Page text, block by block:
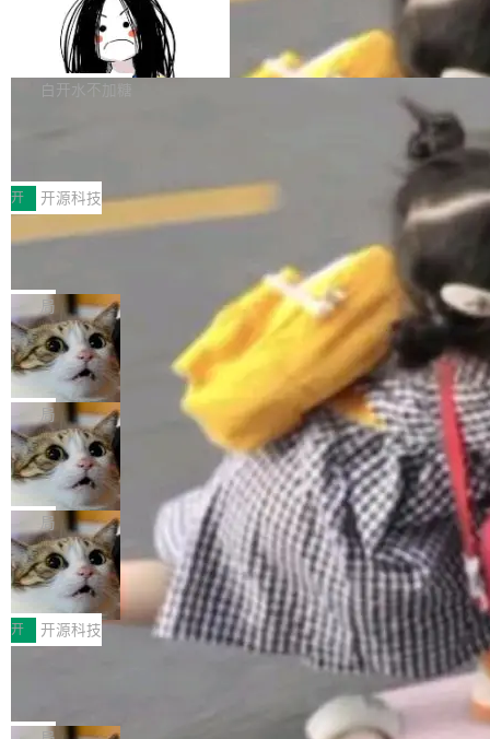
容的百科平台，被马斯克视为传统众包百科网站
维基百科的替代方案。Lawfare 调查发现，无论
热门页面还是低关注度页面，均未出现近期更
eloadableResourceBundleMessageSource、
声明 LocaleResolver、注册 LocaleChangeInt
erceptor…五六步之后才能看到第一行翻译文
本。 Solon 换了个方式。整个 i18n 模块围绕三
Apache Doris 4.1 全面增强 Iceberg：
支持 UPDATE、MERGE INTO 与 Iceb
erg V3
Apache Doris 4.1 要补齐的，正是缺失的那一
半。在已有查询能力的基础上，Doris 进一步支
常维护操作，并完整支持 Iceberg V3 格式。
白开水不加糖
村国家自主创新示范区会议中心开幕。本届大会
由中关村智联软件服务业质量创新联盟主办，以
“智构可信·质创未来——AI原生时代的质量新范
式”为主题，直面AI从实验室走向规模化产业落地
的核心质量命题。会上，《2026智能研发生产力
工具选型手册》发布，Testin云测的Testin XAge
nt智能测试系统入选AI测试领域代表产品。对CI
O而言，这提示了一个转变：AI测试正在从效率
工具升级为企业的质量基础设施。 CIO面对的新
现实 过去两年，CIO们的焦虑清单上多了两项：
一是如何让大模型和智能体应用安全地从PoC走
向生产，二是如何让测试团队跟得上AI应用...
开 开源科技
让非法状态不可表示：一篇关于 ADT
有一种东西，一旦用过就回不去了。Alex Fedos
eev 管它叫"软件设计的基石"。 他说的东西不新
鲜——代数数据类型（ADT），尤其是和类型
（sum type）。但他说清楚了一件事：这不是类
型系统的学术体操，是日常编码的思维方式。 文
章从一个简单的例子切入。一个网站的深色主题
设置，如果用布尔值 + 可空字段来表示——bool
ean 表示是否可切换，nullable 的默认模式、浅
色方案、深色方案——会产生大量无意义的组
合。方案缺了、配置冲突了、全 null 了。要知道
哪些组合有效，作者说，你得靠"文档、校验、或
者部落知识"。 换个写法。Rust 的 enum，两个
变体：Switchable...
局
Cloudflare 开源内部企业 AI 平台 Clou
dflare OS
Cloudflare 发布了一个开源项目 Cloudflare O
S。如果你只看官方博客，你会觉得这是又一
个"AI 知识库 + 聊天机器人"——每个大厂都在
做，没什么新鲜的。 但 Kenton Varda 在 Twitte
r 上把事情说清楚了： 今天我们发布了 Cloudfla
re OS，一个带连接器的聊天机器人，跟其他所
有科技公司做的一样。只不过，实际上它不一
样。这是 Sandstorm.io 的重制版，我十年前的
那个创业公司。不同的是，这次它构建在 Cloudf
lare Workers 上——我花了九年时间搭建的平台
——并且深度集成了 AI。这基本上是我十年秘密
局
Deno 团队开源 Celld，可自托管的分
布式 Durable Objects
Ryan Dahl 领导的 Deno 团队推出了最新开源项
目 Celld，一个能在自己机器上运行 Cloudflare
Workers 和 Durable Objects 的守护进程。 设
计思路很直接：每个对象是一个独立的 SQLite
数据库，按名称寻址，复制到你自己的 S3 兼容
存储库里。节点之间只通过这个存储库协调——
没有控制平面，没有共识协议。每个对象自带一
个小型数据库，应用天然按分片构建，单个数据
库的竞争和爆炸半径问题在设计层面就被消除
了。 闲置的 cell 会休眠到几乎不占资源。当 cel
局
鲁大师7月新机性能/流畅/AI榜：vivo夺
性能、流畅双第一，三星Galaxy Z系列
新折叠缺席
2026年7月的手机市场，由于存储等硬件成本暴
增，手机厂商的日子也不好过啊，新机速度明显
放缓，因此硝烟味淡了许多。新机参数规格除开
Fold8 / Z Flip8）外，其余要么是中低端机器，
例如iQOO Z11i、REDMI Note 17、REDMI No
开 开源科技
Zed 编辑器团队发布了新项目——DeltaDB，一
个在 git commit 之间记录每一次编辑操作的版